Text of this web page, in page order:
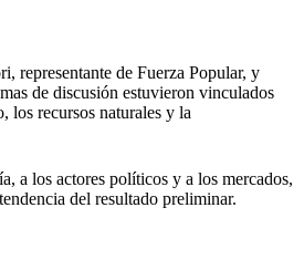
representante de Fuerza Popular, y
de discusión estuvieron vinculados
los recursos naturales y la
a los actores políticos y a los mercados,
del resultado preliminar.